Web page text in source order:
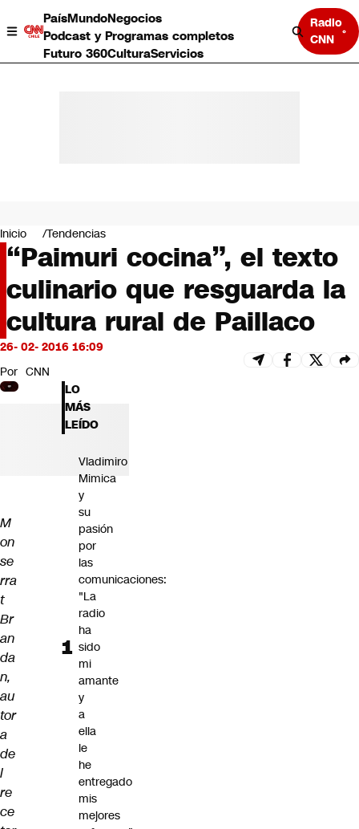
PaísMundoNegocios
Podcast y Programas completos
Futuro 360CulturaServicios
Radio
CNN
Negocios
Deportes
Programas completos
Cultura
Servicios
Bits
CNN tiempo
Futuro 360
Opinión
Inicio Tendencias
“Paimuri cocina”, el texto
culinario que resguarda la
cultura rural de Paillaco
26- 02- 2016 16:09
Por CNN
M
on
se
rra
t
Br
an
da
n,
au
tor
a
de
l
re
ce
LO
MÁS
LEÍDO
Vladimiro
Mimica
y
su
pasión
por
las
comunicaciones:
"La
radio
ha
sido
mi
amante
y
a
ella
le
he
entregado
mis
mejores